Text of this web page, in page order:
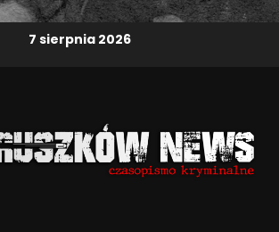
7 sierpnia 2026